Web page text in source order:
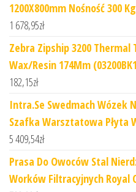
1200X800mm Nośność 300 Kg
1 678,95zł
Zebra Zipship 3200 Thermal
Wax/Resin 174Mm
182,15zł
Intra.Se Swedmach Wózek
Szafka Warsztatowa Płyta
5 409,54zł
Prasa Do Owoców Stal
Worków Filtracyjnych Royal